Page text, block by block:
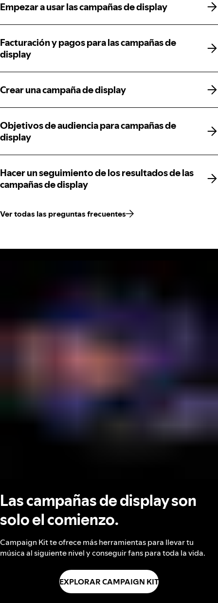
Empezar a usar las campañas de display
Empezar a usar las campañas de display
Facturación y pagos para las campañas de
display
Facturación y pagos para las campañas de
display
Crear una campaña de display
Crear una campaña de display
Objetivos de audiencia para campañas de
display
Objetivos de audiencia para campañas de
display
Hacer un seguimiento de los resultados de las
campañas de display
Hacer un seguimiento de los resultados de las
campañas de display
Ver todas las preguntas frecuentes
Las campañas de display son
solo el comienzo.
Campaign Kit te ofrece más herramientas para llevar tu
música al siguiente nivel y conseguir fans para toda la vida.
EXPLORAR CAMPAIGN KIT